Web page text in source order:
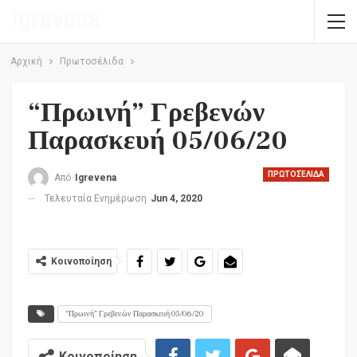
Αρχική Πρωτοσέλιδα
“Πρωινή” Γρεβενών
Παρασκευή 05/06/20
ΠΡΩΤΟΣΈΛΙΔΑ
Από Igrevena
Τελευταία Ενημέρωση Jun 4, 2020
Κοινοποίηση
“Πρωινή” Γρεβενών Παρασκευή 05/06/20